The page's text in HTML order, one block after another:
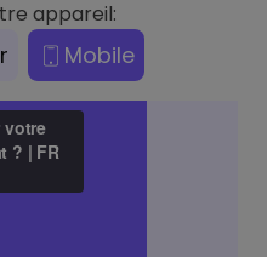
appareil:
Mobile